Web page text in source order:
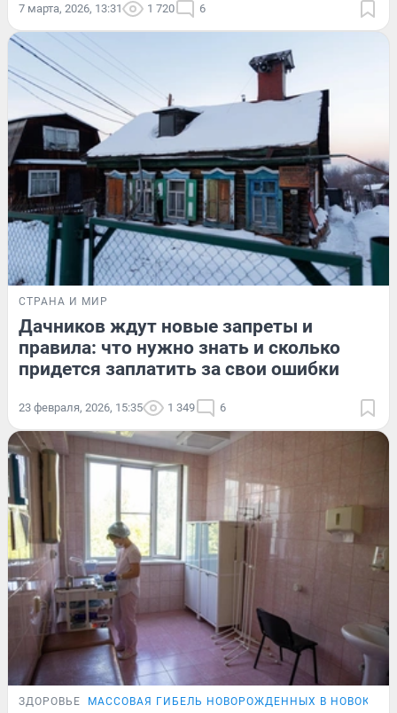
7 марта, 2026, 13:31 1 720 6
СТРАНА И МИР
Дачников ждут новые запреты и
правила: что нужно знать и сколько
придется заплатить за свои ошибки
23 февраля, 2026, 15:35 1 349 6
ЗДОРОВЬЕ МАССОВАЯ ГИБЕЛЬ НОВОРОЖДЕННЫХ В